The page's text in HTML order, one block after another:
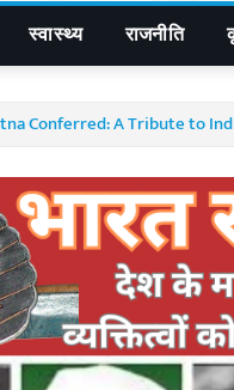
स्वास्थ्य राजनीति
Conferred: A Tribute to